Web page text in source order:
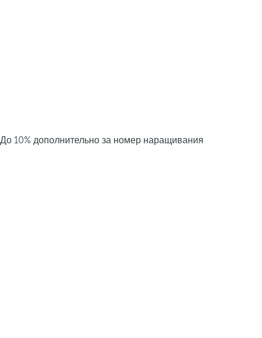
До 10% дополнительно за номер наращивания